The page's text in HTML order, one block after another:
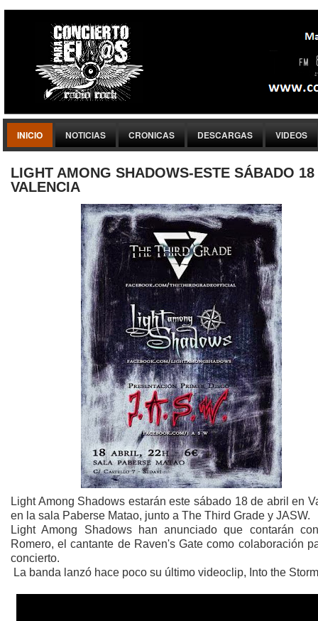
INICIO NOTICIAS CRONICAS DESCARGAS VIDEOS
LIGHT AMONG SHADOWS-ESTE SÁBADO 18
VALENCIA
Light Among Shadows estarán este sábado 18 de abril en
en la sala Paberse Matao, junto a The Third Grade y JASW.
Light Among Shadows han anunciado que contarán
Romero, el cantante de Raven's Gate como colaboración
concierto.
La banda lanzó hace poco su último videoclip, Into the